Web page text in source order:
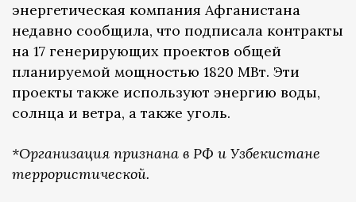
энергетическая компания Афганистана
недавно сообщила, что подписала контракты
на 17 генерирующих проектов общей
планируемой мощностью 1820 МВт. Эти
проекты также используют энергию воды,
солнца и ветра, а также уголь.
*Организация признана в РФ и Узбекистане
террористической.